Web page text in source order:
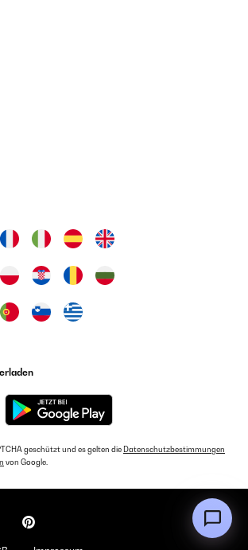
geschützt und es gelten die Datenschutzbestimmungen
von Google.